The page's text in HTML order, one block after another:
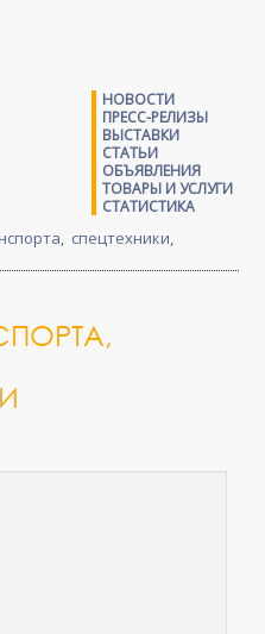
НОВОСТИ
ПРЕСС-РЕЛИЗЫ
ВЫСТАВКИ
СТАТЬИ
ОБЪЯВЛЕНИЯ
ТОВАРЫ И УСЛУГИ
СТАТИСТИКА
спецтехники,